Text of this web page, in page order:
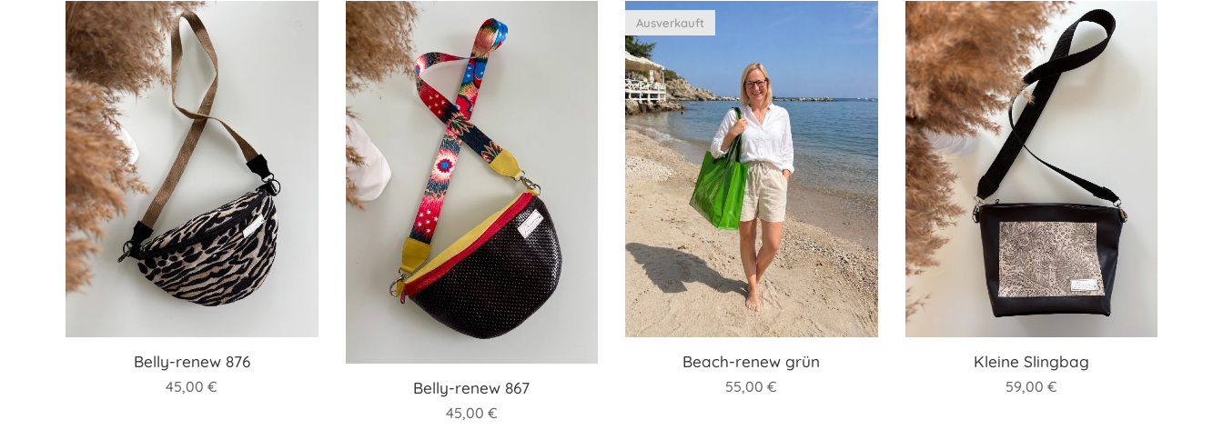
Belly-renew 876
45,00 € Belly-renew 867
45,00 €
Beach-renew grün
Ausverkauft
55,00 €
Kleine Slingbag
59,00 €